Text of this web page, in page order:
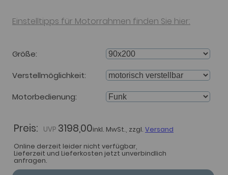
Einstelltipps für Motorrahmen finden Sie hier:
Größe
Verstellmöglichkeit
Motorbedienung
Preis: 3198,00inkl. MwSt., zzgl. Versand
Online derzeit leider nicht verfügbar,
Lieferzeit und Lieferkosten jetzt unverbindlich
anfragen.